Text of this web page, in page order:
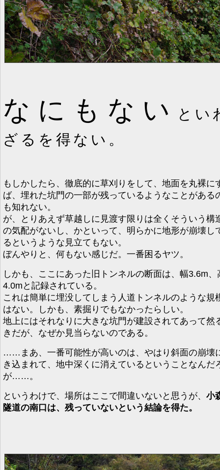
なにもない
とい
ざるを得ない。
もしかしたら、徹底的に草刈りをして、地面を丸裸に
ば、埋れた坑門の一部が残っているようなことがある
も知れない。
が、とりあえず草越しに見渡す限りは全くそういう構
の気配がないし、かといって、明らかに地形が崩壊し
るというような見立てもない。
ぼんやりと、何もない感じだ。一番困るヤツ。
しかも、ここにあった旧トンネルの断面は、幅3.6m、
4.0mと記録されている。
これは簡単に埋没してしまう人道トンネルのような規
はない。しかも、素掘りでもなかったらしい。
地上にはそれなりに大きな坑門が建設されてあって然
きだが、なぜか見当らないのである。
……まあ、一番可能性が高いのは、やはり斜面の崩壊
き込まれて、地中深くに消えているということなんだ
が……。
というわけで、場所はここで間違いないと思うが、 小
隧道の南口は、残っていないという結論を得た。